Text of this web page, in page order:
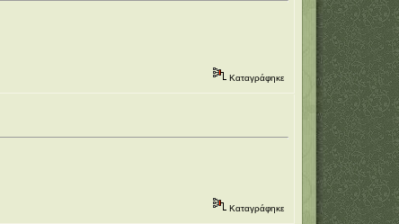
Καταγράφηκε
Καταγράφηκε